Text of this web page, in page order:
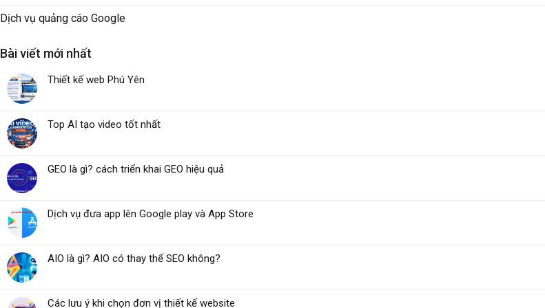
Dịch vụ quảng cáo Google
Bài viết mới nhất
Thiết kế web Phú Yên
Top AI tạo video tốt nhất
GEO là gì? cách triển khai GEO hiệu quả
Dịch vụ đưa app lên Google play và App Store
AIO là gì? AIO có thay thế SEO không?
Các lưu ý khi chọn đơn vị thiết kế website